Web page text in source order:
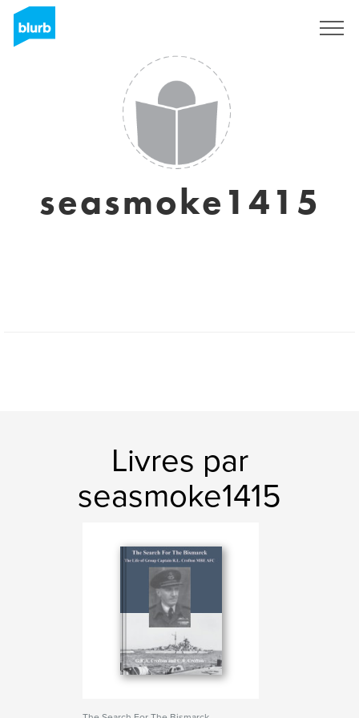
seasmoke1415
Livres par
seasmoke1415